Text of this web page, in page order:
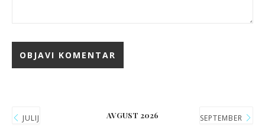
JULIJ AVGUST 2026 SEPTEMBER